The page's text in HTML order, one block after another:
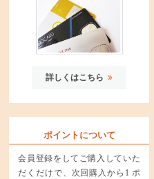
詳しくはこちら
ポイントについて
会員登録をしてご購入していた
だくだけで、次回購入から1 ポ